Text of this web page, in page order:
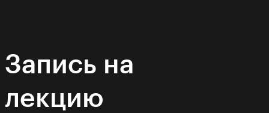
Запись на
лекцию